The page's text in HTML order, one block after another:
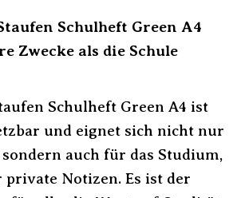
Schulheft Green A4
Zwecke als die Schule
Schulheft Green A4 ist
und eignet sich nicht nur
auch für das Studium,
private Notizen. Es ist der